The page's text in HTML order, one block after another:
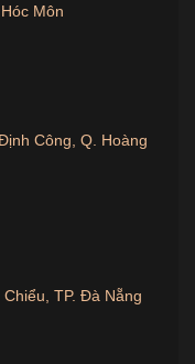
mua online tại
tận nơi trên toàn
Két
Sung DS-
Môn
Công, Q. Hoàng
TP. Đà Nẵng